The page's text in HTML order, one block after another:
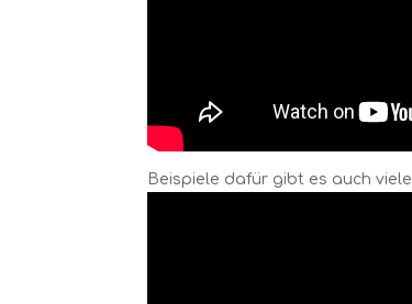
Beispiele dafür gibt es auch viele